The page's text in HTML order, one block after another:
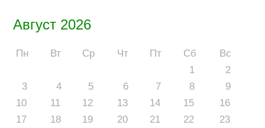
Август 2026
Пн Вт Ср Чт Пт Сб
Вс
1
2
3
4 5 6 7 8
9
10
11 12 13 14 15
16
17
18 19 20 21 22
23